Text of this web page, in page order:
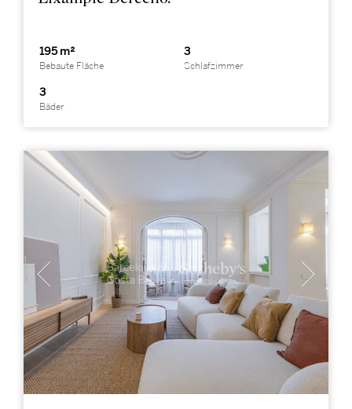
195 m²
Bebaute Fläche
3
Schlafzimmer
3
Bäder